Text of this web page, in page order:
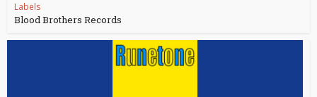
Labels
Blood Brothers Records